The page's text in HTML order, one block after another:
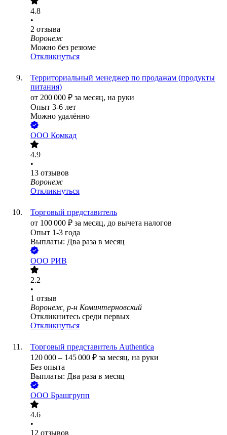
4.8
•
2 отзыва
Воронеж
Можно без резюме
Откликнуться
Территориальный менеджер по продажам (продукты
питания)
от 200 000 ₽ за месяц, на руки
Опыт 3-6 лет
Можно удалённо
ООО Комкад
4.9
•
13 отзывов
Воронеж
Откликнуться
Торговый представитель
от 100 000 ₽ за месяц, до вычета налогов
Опыт 1-3 года
Выплаты: Два раза в месяц
ООО РИВ
2.2
•
1 отзыв
Воронеж, р-н Коминтерновский
Откликнитесь среди первых
Откликнуться
Торговый представитель Authentica
120 000 – 145 000 ₽ за месяц, на руки
Без опыта
Выплаты: Два раза в месяц
ООО Брашгрупп
4.6
•
12 отзывов